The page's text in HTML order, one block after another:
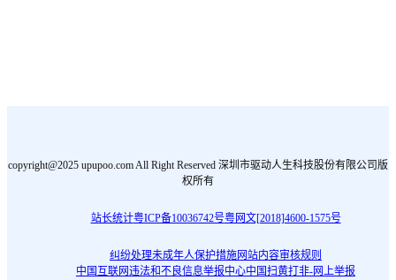
copyright@2025 upupoo.com All Right Reserved 深圳市驱动人生科技股份有限公司版
权所有
站长统计粤ICP备10036742号粤网文[2018]4600-1575号
纠纷处理未成年人保护措施网站内容审核规则
中国互联网违法和不良信息举报中心中国扫黄打非-网上举报